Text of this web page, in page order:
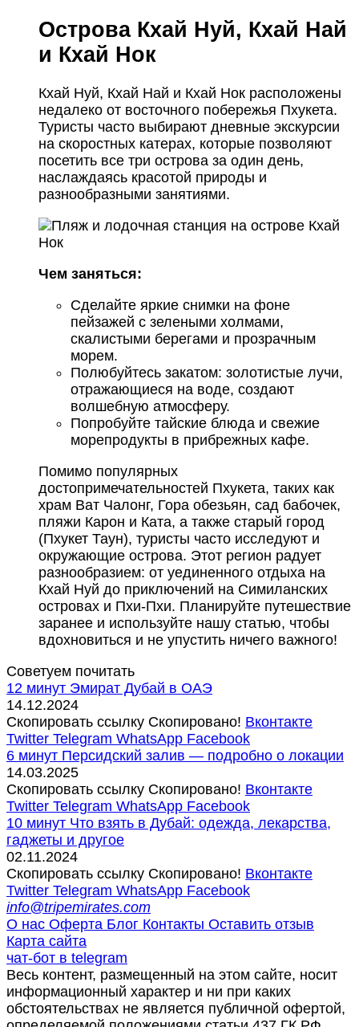
Острова Кхай Нуй, Кхай Най
и Кхай Нок
Кхай Нуй, Кхай Най и Кхай Нок расположены
недалеко от восточного побережья Пхукета.
Туристы часто выбирают дневные экскурсии
на скоростных катерах, которые позволяют
посетить все три острова за один день,
наслаждаясь красотой природы и
разнообразными занятиями.
Чем заняться:
Сделайте яркие снимки на фоне
пейзажей с зелеными холмами,
скалистыми берегами и прозрачным
морем.
Полюбуйтесь закатом: золотистые лучи,
отражающиеся на воде, создают
волшебную атмосферу.
Попробуйте тайские блюда и свежие
морепродукты в прибрежных кафе.
Помимо популярных
достопримечательностей Пхукета, таких как
храм Ват Чалонг, Гора обезьян, сад бабочек,
пляжи Карон и Ката, а также старый город
(Пхукет Таун), туристы часто исследуют и
окружающие острова. Этот регион радует
разнообразием: от уединенного отдыха на
Кхай Нуй до приключений на Симиланских
островах и Пхи-Пхи. Планируйте путешествие
заранее и используйте нашу статью, чтобы
вдохновиться и не упустить ничего важного!
Советуем почитать
12 минут Эмират Дубай в ОАЭ
14.12.2024
Скопировать ссылку Скопировано! Вконтакте
Twitter Telegram WhatsApp Facebook
6 минут Персидский залив — подробно о локации
14.03.2025
Скопировать ссылку Скопировано! Вконтакте
Twitter Telegram WhatsApp Facebook
10 минут Что взять в Дубай: одежда, лекарства,
гаджеты и другое
02.11.2024
Скопировать ссылку Скопировано! Вконтакте
Twitter Telegram WhatsApp Facebook
info@tripemirates.com
О нас Оферта Блог Контакты Оставить отзыв
Карта сайта
чат-бот в telegram
Весь контент, размещенный на этом сайте, носит
информационный характер и ни при каких
обстоятельствах не является публичной офертой,